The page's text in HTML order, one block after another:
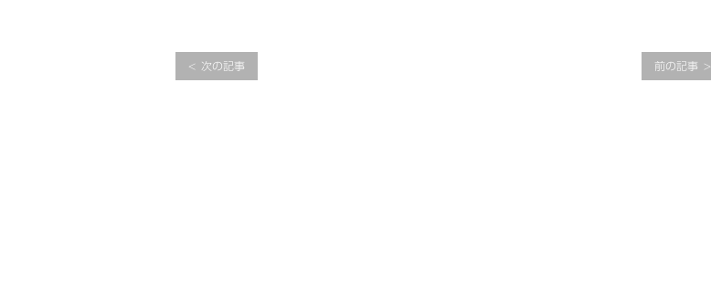
次の記事 前の記事